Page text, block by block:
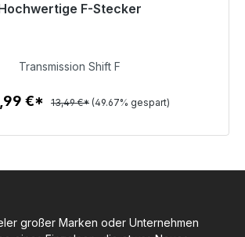
F-Stecker
6,79 €
Transmission Shift F
€* 13,49 €* (49.67% gespart)
großer Marken oder Unternehmen